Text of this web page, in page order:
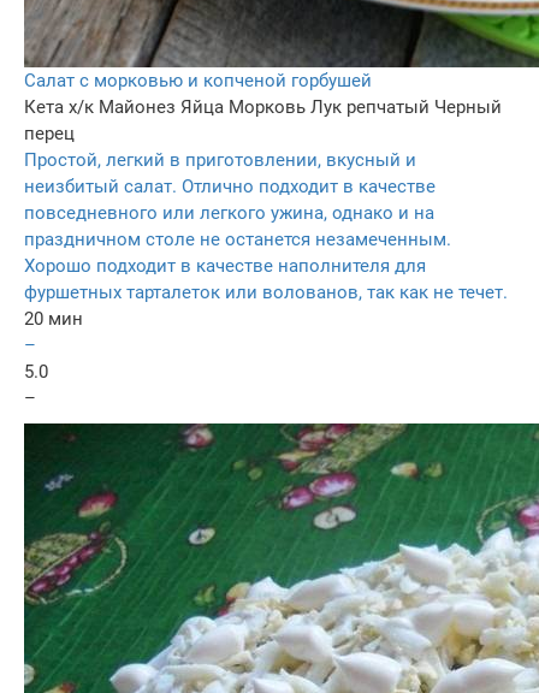
Салат с морковью и копченой горбушей
Кета х/к Майонез Яйца Морковь Лук репчатый Черный
перец
Простой, легкий в приготовлении, вкусный и
неизбитый салат. Отлично подходит в качестве
повседневного или легкого ужина, однако и на
праздничном столе не останется незамеченным.
Хорошо подходит в качестве наполнителя для
фуршетных тарталеток или волованов, так как не течет.
20 мин
–
5.0
–